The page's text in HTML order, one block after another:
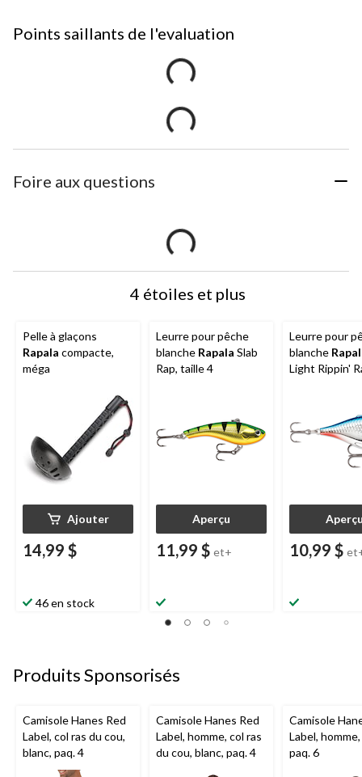
Points saillants de l'evaluation
Foire aux questions
4 étoiles et plus
Pelle à glaçons
Rapala compacte,
méga
Ajouter
14,99 $
46 en stock
Leurre pour pêche
blanche Rapala Slab
Rap, taille 4
Aperçu
11,99 $ et+
Leurre pour
blanche
Light Rippin'
10,99 $
Produits Sponsorisés
Camisole Hanes Red
Label, col ras du cou,
blanc, paq. 4
Camisole Hanes Red
Label, homme, col ras
du cou, blanc, paq. 4
Camisole
Label,
paq. 6